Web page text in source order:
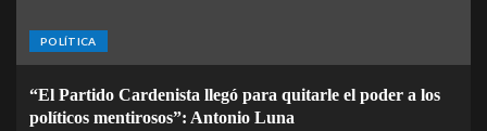
POLÍTICA
“El Partido Cardenista llegó para quitarle el poder a los
políticos mentirosos”: Antonio Luna